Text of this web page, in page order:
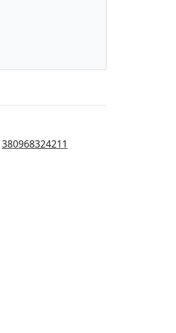
380968324211